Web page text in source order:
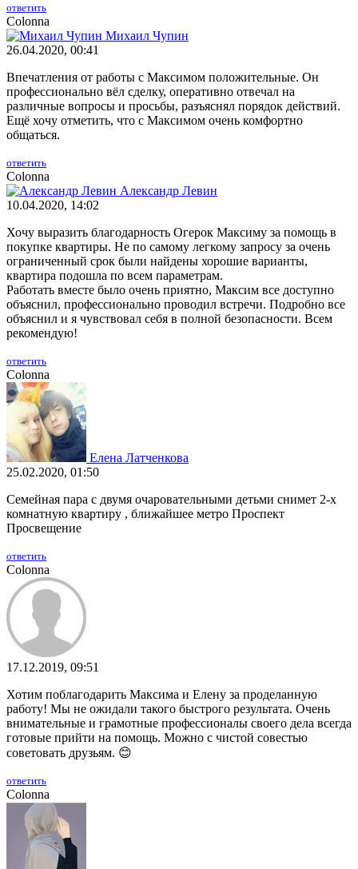
ответить
Colonna
Михаил Чупин
26.04.2020, 00:41
Впечатления от работы с Максимом положительные. Он
профессионально вёл сделку, оперативно отвечал на
различные вопросы и просьбы, разъяснял порядок действий.
Ещё хочу отметить, что с Максимом очень комфортно
общаться.
ответить
Colonna
Александр Левин
10.04.2020, 14:02
Хочу выразить благодарность Огерок Максиму за помощь в
покупке квартиры. Не по самому легкому запросу за очень
ограниченный срок были найдены хорошие варианты,
квартира подошла по всем параметрам.
Работать вместе было очень приятно, Максим все доступно
объяснил, профессионально проводил встречи. Подробно все
объяснил и я чувствовал себя в полной безопасности. Всем
рекомендую!
ответить
Colonna
Елена Латченкова
25.02.2020, 01:50
Семейная пара с двумя очаровательными детьми снимет 2-х
комнатную квартиру , ближайшее метро Проспект
Просвещение
ответить
Colonna
17.12.2019, 09:51
Хотим поблагодарить Максима и Елену за проделанную
работу! Мы не ожидали такого быстрого результата. Очень
внимательные и грамотные профессионалы своего дела всегда
готовые прийти на помощь. Можно с чистой совестью
советовать друзьям. 😊
ответить
Colonna